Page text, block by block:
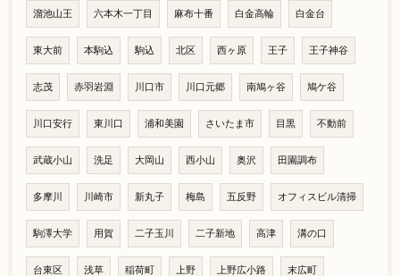
溜池山王 六本木一丁目 麻布十番 白金高輪 白金台
東大前 本駒込 駒込 北区 西ヶ原 王子 王子神谷
志茂 赤羽岩淵 川口市 川口元郷 南鳩ヶ谷 鳩ケ谷
川口安行 東川口 浦和美園 さいたま市 目黒 不動前
武蔵小山 洗足 大岡山 西小山 奥沢 田園調布
多摩川 川崎市 新丸子 梅島 五反野 オフィスビル清掃
駒澤大学 用賀 二子玉川 二子新地 高津 溝の口
台東区 浅草 稲荷町 上野 上野広小路 末広町